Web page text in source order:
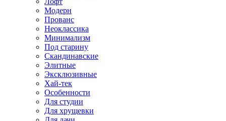
Модерн
Прованс
Неоклассика
Минимализм
Под старину
Скандинавские
Элитные
Эксклюзивные
Хай-тек
Особенности
Для студии
Для хрущевки